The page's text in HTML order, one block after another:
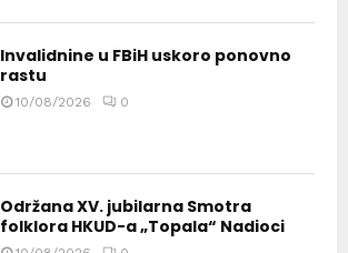
Invalidnine u FBiH uskoro ponovno
rastu
10/08/2026 0
Održana XV. jubilarna Smotra
folklora HKUD-a „Topala“ Nadioci